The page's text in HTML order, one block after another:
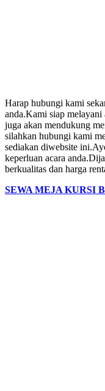
Harap hubungi kami
anda.Kami siap melayani
juga akan mendukung
silahkan hubungi kami
sediakan diwebsite
keperluan acara
berkualitas dan harga
SEWA MEJA KURSI